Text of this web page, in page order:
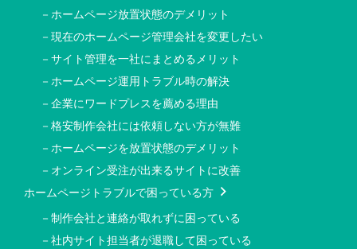
－ホームページ放置状態のデメリット
－現在のホームページ管理会社を変更したい
－サイト管理を一社にまとめるメリット
－ホームページ運用トラブル時の解決
－企業にワードプレスを薦める理由
－格安制作会社には依頼しない方が無難
－ホームページを放置状態のデメリット
－オンライン受注が出来るサイトに改善
ホームページトラブルで困っている方
－制作会社と連絡が取れずに困っている
－社内サイト担当者が退職して困っている